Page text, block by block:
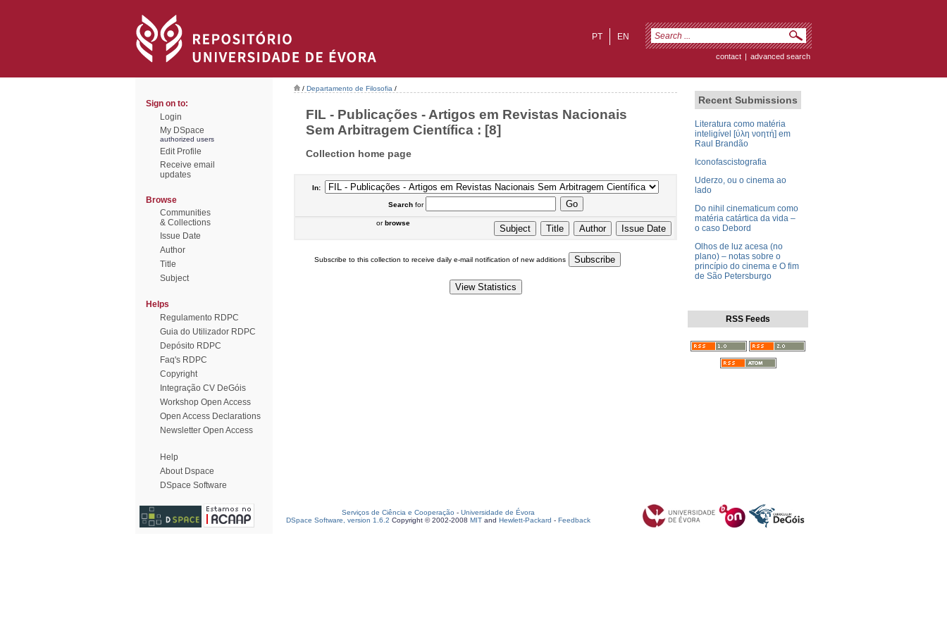
EN
PT
contact | advanced search
Sign on to:
Login
My DSpace
authorized users
Edit Profile
Receive email
updates
Browse
Communities
& Collections
Issue Date
Author
Title
Subject
Helps
Regulamento RDPC
Guia do Utilizador RDPC
Depósito RDPC
Faq's RDPC
Copyright
Integração CV DeGóis
Workshop Open Access
Open Access Declarations
Newsletter Open Access
Help
About Dspace
DSpace Software
/ Departamento de Filosofia /
FIL - Publicações - Artigos em Revistas Nacionais
Sem Arbitragem Científica : [8]
Collection home page
In:
Searchfor
orbrowse
Subscribe to this collection to receive daily e-mail notification of new additions
Recent Submissions
Literatura como matéria
inteligível [ύλη νοητή] em
Raul Brandão
Iconofascistografia
Uderzo, ou o cinema ao
lado
Do nihil cinematicum como
matéria catártica da vida –
o caso Debord
Olhos de luz acesa (no
plano) – notas sobre o
princípio do cinema e O fim
de São Petersburgo
RSS Feeds
Serviços de Ciência e Cooperação - Universidade de Évora
DSpace Software, version 1.6.2 Copyright © 2002-2008 MIT and Hewlett-Packard - Feedback